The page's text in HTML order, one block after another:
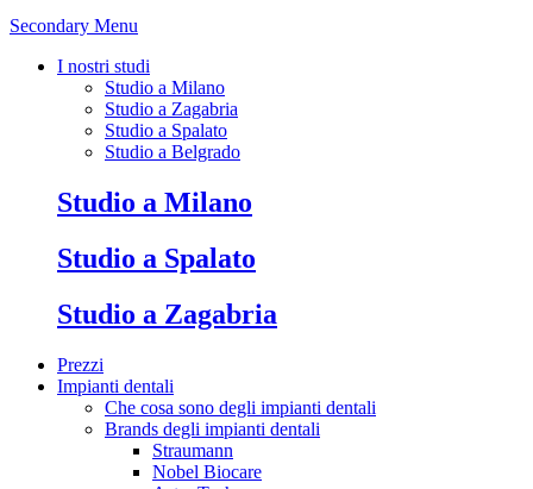
Secondary Menu
I nostri studi
Studio a Milano
Studio a Zagabria
Studio a Spalato
Studio a Belgrado
Studio a Milano
Studio a Spalato
Studio a Zagabria
Prezzi
Impianti dentali
Che cosa sono degli impianti dentali
Brands degli impianti dentali
Straumann
Nobel Biocare